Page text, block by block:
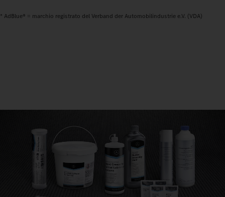
* AdBlue® = marchio registrato del Verband der Automobilindustrie e.V. (VDA)